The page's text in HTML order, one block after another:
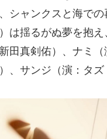
シャンクスと海で
は揺るがぬ夢を抱
田真剣佑）、ナミ
、サンジ（演：タ